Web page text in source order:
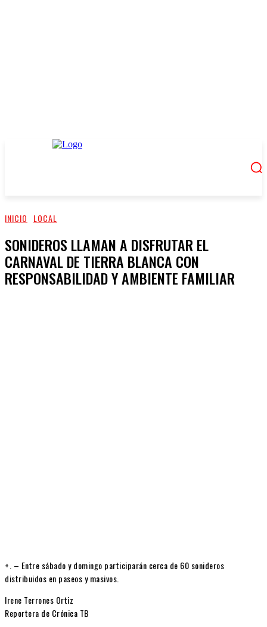
INICIO LOCAL
SONIDEROS LLAMAN A DISFRUTAR EL
CARNAVAL DE TIERRA BLANCA CON
RESPONSABILIDAD Y AMBIENTE FAMILIAR
+. – Entre sábado y domingo participarán cerca de 60 sonideros
distribuidos en paseos y masivos.
Irene Terrones Ortiz
Reportera de Crónica TB